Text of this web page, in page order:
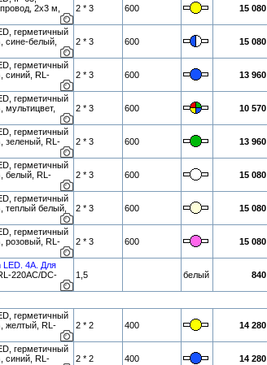
2х3 м,
2 * 3 600 15 080
герметичный
сине-белый,
2 * 3 600 15 080
герметичный
синий, RL-
2 * 3 600 13 960
герметичный
мультицвет,
2 * 3 600 10 570
герметичный
зеленый, RL-
2 * 3 600 13 960
герметичный
белый, RL-
2 * 3 600 15 080
герметичный
теплый белый,
2 * 3 600 15 080
герметичный
розовый, RL-
2 * 3 600 15 080
LED. 4А. Для
220AC/DC-
1,5 белый 840
герметичный
желтый, RL-
2 * 2 400 14 280
герметичный
синий, RL-
2 * 2 400 14 280